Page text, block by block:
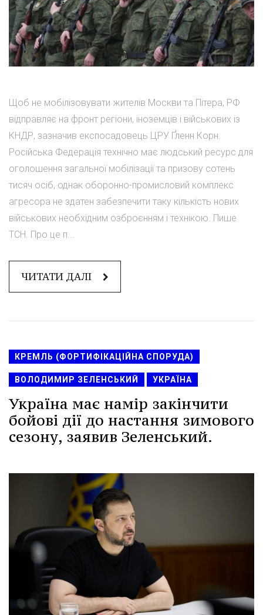
Щоб не мобілізовувати жителів Москви та Пітера, РФ
відправляє на фронт регіони, іноземців і військових із
КНДР, зазначив експосадовець ЦРУ Ґленн Корн.
Російська Федерація технічно має людський ресурс для
оголошення загальної мобілізації та призову сотень
тисяч осіб, однак оборонно-промисловий комплекс
агресора не здатен забезпечити таку кількість нових
військових необхідним озброєнням і технікою. Пише
ТСН. Про це п...
ЧИТАТИ ДАЛІ
КРЕМЛЬ (ФОРТИФІКАЦІЙНА СПОРУДА)
ВОЛОДИМИР ЗЕЛЕНСЬКИЙ УКРАЇНА
Україна має намір закінчити
бойові дії до настання зимового
сезону, заявив Зеленський.